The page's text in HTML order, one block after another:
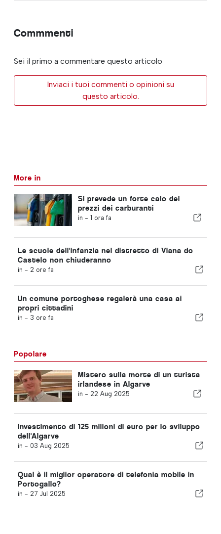
Commmenti
Sei il primo a commentare questo articolo
Inviaci i tuoi commenti o opinioni su
questo articolo.
More in
Si prevede un forte calo dei
prezzi dei carburanti
in - 1 ora fa
Le scuole dell'infanzia nel distretto di Viana do
Castelo non chiuderanno
in - 2 ore fa
Un comune portoghese regalerà una casa ai
propri cittadini
in - 3 ore fa
Popolare
Mistero sulla morte di un turista
irlandese in Algarve
in - 22 Aug 2025
Investimento di 125 milioni di euro per lo sviluppo
dell'Algarve
in - 03 Aug 2025
Qual è il miglior operatore di telefonia mobile in
Portogallo?
in - 27 Jul 2025